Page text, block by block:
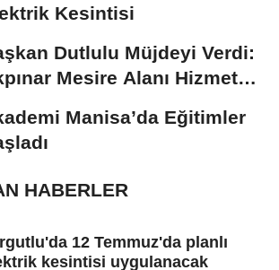
Kesintisi
Dutlulu Müjdeyi Verdi:
Mesire Alanı Hizmete
Manisa’da Eğitimler
HABERLER
12 Temmuz'da planlı
kesintisi uygulanacak